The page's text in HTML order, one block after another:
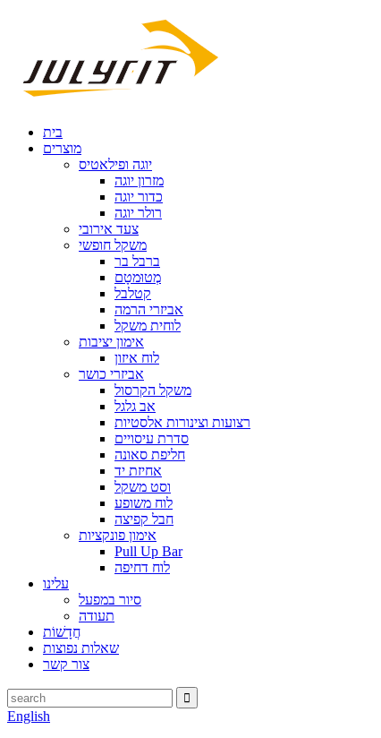
בית
מוצרים
יוגה ופילאטיס
מזרון יוגה
כדור יוגה
רולר יוגה
צעד אירובי
משקל חופשי
ברבל בר
מְטוּמטָם
קטלבל
אביזרי הרמה
לוחית משקל
אימון יציבות
לוח איזון
אביזרי כושר
משקל הקרסול
אב גלגל
רצועות וצינורות אלסטיות
סדרת עיסויים
חליפת סאונה
אחיזת יד
וסט משקל
לוח משופע
חבל קפיצה
אימון פונקציות
Pull Up Bar
לוח דחיפה
עלינו
סיור במפעל
תעודה
חֲדָשׁוֹת
שאלות נפוצות
צור קשר
English